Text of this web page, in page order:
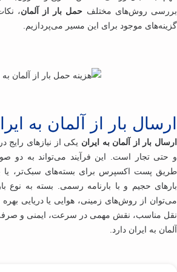
روش‌های مختلف حمل بار از آلمان، نکات
موجود برای این مسیر می‌پردازیم.
بار از آلمان به
بار از آلمان به ایران یکی از نیازهای رایج در
تجار است. این فرآیند می‌تواند به دو
پست اکسپرس برای بسته‌های سبک‌تر، یا
حجیم و با بارنامه رسمی. بسته به نوع
از روش‌های زمینی، هوایی یا دریایی
مناسب، نقش مهمی در سرعت، ایمنی و
به ایران دارد.